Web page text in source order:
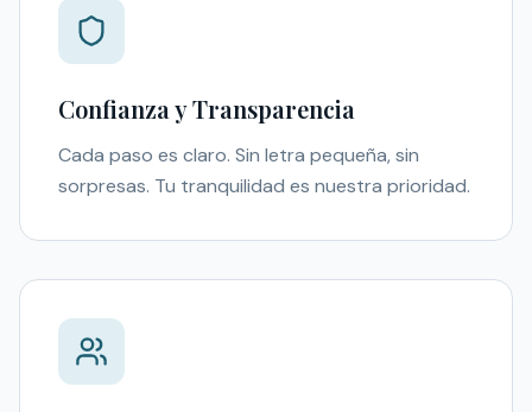
Confianza y Transparencia
Cada paso es claro. Sin letra pequeña, sin
sorpresas. Tu tranquilidad es nuestra prioridad.